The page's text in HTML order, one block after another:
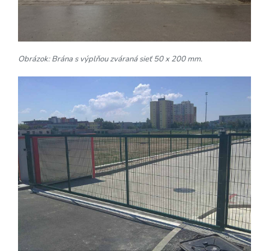
Obrázok: Brána s výplňou zváraná sieť 50 x 200 mm.